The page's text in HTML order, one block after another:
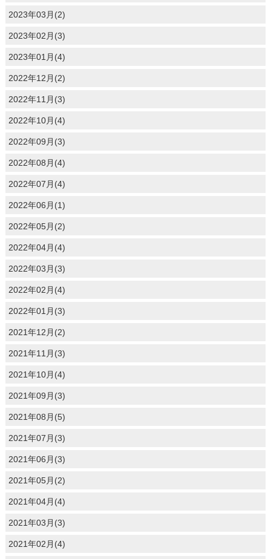
2023年03月(2)
2023年02月(3)
2023年01月(4)
2022年12月(2)
2022年11月(3)
2022年10月(4)
2022年09月(3)
2022年08月(4)
2022年07月(4)
2022年06月(1)
2022年05月(2)
2022年04月(4)
2022年03月(3)
2022年02月(4)
2022年01月(3)
2021年12月(2)
2021年11月(3)
2021年10月(4)
2021年09月(3)
2021年08月(5)
2021年07月(3)
2021年06月(3)
2021年05月(2)
2021年04月(4)
2021年03月(3)
2021年02月(4)